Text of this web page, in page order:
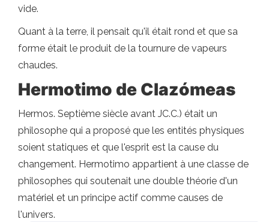
vide.
Quant à la terre, il pensait qu'il était rond et que sa
forme était le produit de la tournure de vapeurs
chaudes.
Hermotimo de Clazómeas
Hermos. Septième siècle avant JC.C.) était un
philosophe qui a proposé que les entités physiques
soient statiques et que l'esprit est la cause du
changement. Hermotimo appartient à une classe de
philosophes qui soutenait une double théorie d'un
matériel et un principe actif comme causes de
l'univers.